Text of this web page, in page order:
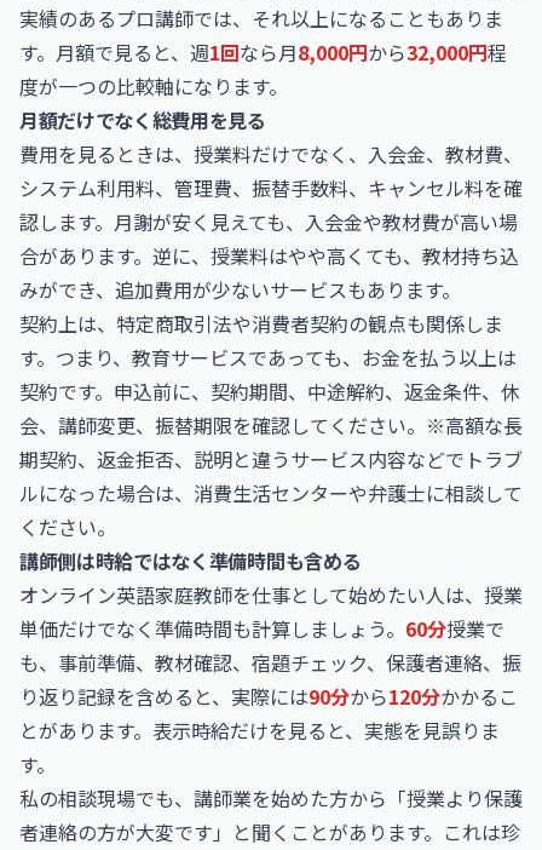
実績のあるプロ講師では、それ以上になることもありま
す。月額で見ると、週1回なら月8,000円から32,000円程
度が一つの比較軸になります。
月額だけでなく総費用を見る
費用を見るときは、授業料だけでなく、入会金、教材費、
システム利用料、管理費、振替手数料、キャンセル料を確
認します。月謝が安く見えても、入会金や教材費が高い場
合があります。逆に、授業料はやや高くても、教材持ち込
みができ、追加費用が少ないサービスもあります。
契約上は、特定商取引法や消費者契約の観点も関係しま
す。つまり、教育サービスであっても、お金を払う以上は
契約です。申込前に、契約期間、中途解約、返金条件、休
会、講師変更、振替期限を確認してください。※高額な長
期契約、返金拒否、説明と違うサービス内容などでトラブ
ルになった場合は、消費生活センターや弁護士に相談して
ください。
講師側は時給ではなく準備時間も含める
オンライン英語家庭教師を仕事として始めたい人は、授業
単価だけでなく準備時間も計算しましょう。 60分授業で
も、事前準備、教材確認、宿題チェック、保護者連絡、振
り返り記録を含めると、実際には90分から120分かかるこ
とがあります。表示時給だけを見ると、実態を見誤りま
す。
私の相談現場でも、講師業を始めた方から「授業より保護
者連絡の方が大変です」と聞くことがあります。これは珍